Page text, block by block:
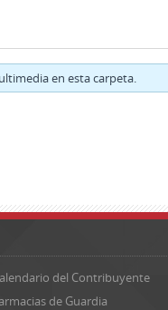
en esta carpeta.
del Contribuyente
de Guardia